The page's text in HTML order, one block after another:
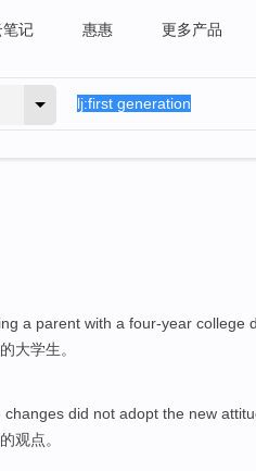
笔记 惠惠 更多产品
a parent with a four-year college
的大学生。
changes did not adopt the new
观点。